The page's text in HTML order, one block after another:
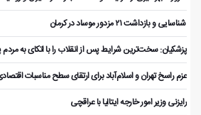
️ شناسایی و بازداشت ۲۱ مزدور موساد در کرمان
پزشکیان: سخت‌ترین شرایط پس از انقلاب را با اتکای به
عزم راسخ تهران و اسلام‌آباد برای ارتقای سطح مناسبات
رایزنی وزیر امور خارجه ایتالیا با عراقچی